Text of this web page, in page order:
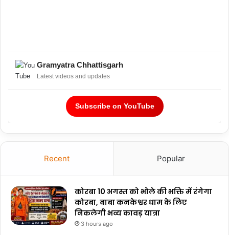
Gramyatra Chhattisgarh
Latest videos and updates
Subscribe on YouTube
Recent Popular
कोरबा 10 अगस्त को भोले की भक्ति में रंगेगा
कोरबा, बाबा कनकेश्वर धाम के लिए
निकलेगी भव्य कावड़ यात्रा
3 hours ago